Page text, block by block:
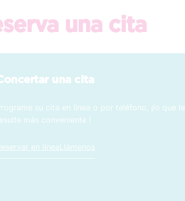
una cita
una cita
su cita en línea o por teléfono, ¡lo que le
más conveniente !
en líneaLlámenos